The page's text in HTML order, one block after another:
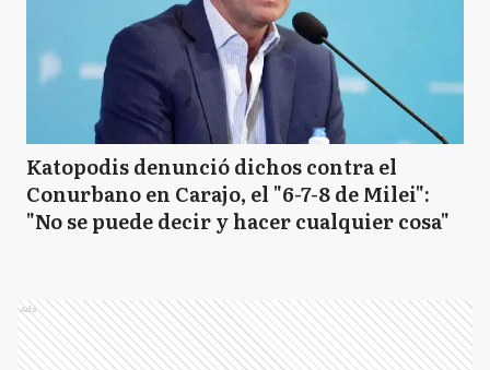
Katopodis denunció dichos contra el
Conurbano en Carajo, el "6-7-8 de Milei":
"No se puede decir y hacer cualquier cosa"
Ads